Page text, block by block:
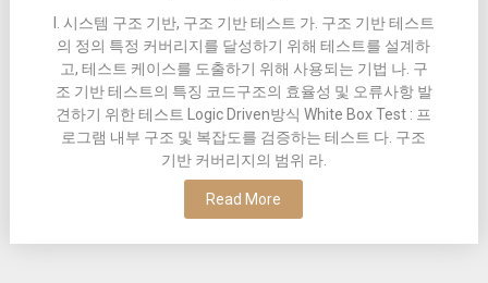
I. 시스템 구조 기반, 구조 기반 테스트 가. 구조 기반 테스트
의 정의 특정 커버리지를 달성하기 위해 테스트를 설계하
고, 테스트 케이스를 도출하기 위해 사용되는 기법 나. 구
조 기반 테스트의 특징 코드구조의 효율성 및 오류사항 발
견하기 위한 테스트 Logic Driven방식 White Box Test : 프
로그램 내부 구조 및 복잡도를 검증하는 테스트 다. 구조
기반 커버리지의 범위 라.
Read More